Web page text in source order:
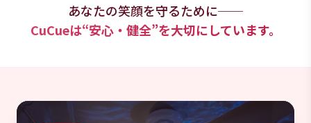
あなたの笑顔を守るために──
CuCueは“安心・健全”を大切にしています。